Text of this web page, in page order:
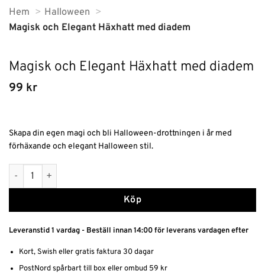
Hem
Halloween
Magisk och Elegant Häxhatt med diadem
Magisk och Elegant Häxhatt med diadem
99 kr
Skapa din egen magi och bli Halloween-drottningen i år med
förhäxande och elegant Halloween stil.
Magisk och Elegant Häxhatt med diadem mängd
Köp
Alternative:
Leveranstid 1 vardag - Beställ innan 14:00 för leverans vardagen efter
Kort, Swish eller gratis faktura 30 dagar
PostNord spårbart till box eller ombud 59 kr